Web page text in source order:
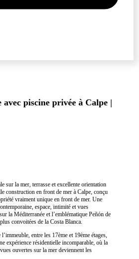
piscine privée à Calpe |
sur la mer, terrasse et excellente orientation
construction en front de mer à Calpe, conçu
vraiment unique en front de mer. Une
espace, intimité et vues
la Méditerranée et l’emblématique Peñón de
convoitées de la Costa Blanca.
entre les 17ème et 19ème étages,
expérience résidentielle incomparable, où la
ouvertes sur la mer deviennent les